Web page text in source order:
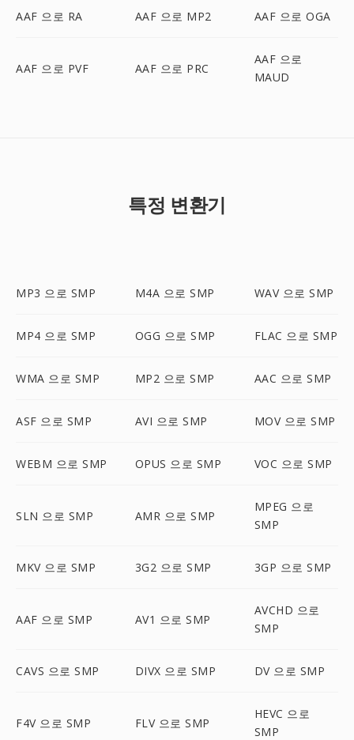
AAF 으로 RA AAF 으로 MP2 AAF 으로 OGA
AAF 으로 PVF AAF 으로 PRC
AAF 으로
MAUD
특정 변환기
MP3 으로 SMP M4A 으로 SMP WAV 으로 SMP
MP4 으로 SMP OGG 으로 SMP FLAC 으로 SMP
WMA 으로 SMP MP2 으로 SMP AAC 으로 SMP
ASF 으로 SMP AVI 으로 SMP MOV 으로 SMP
WEBM 으로 SMP OPUS 으로 SMP VOC 으로 SMP
SLN 으로 SMP AMR 으로 SMP
MPEG 으로
SMP
MKV 으로 SMP 3G2 으로 SMP 3GP 으로 SMP
AAF 으로 SMP AV1 으로 SMP
AVCHD 으로
SMP
CAVS 으로 SMP DIVX 으로 SMP DV 으로 SMP
F4V 으로 SMP FLV 으로 SMP
HEVC 으로
SMP